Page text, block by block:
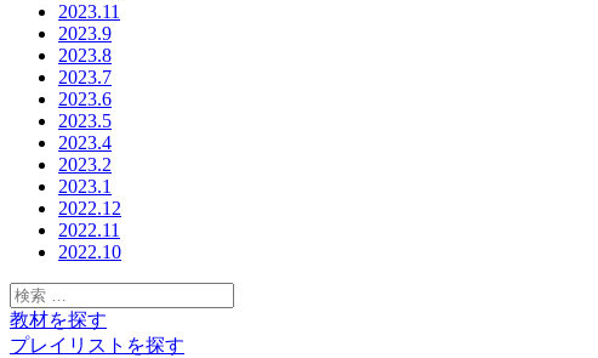
の
講
義
動
画
を
追
加
し
ま
し
た。
2023.11
2023.9
2023.8
2023.7
2023.6
2023.5
2023.4
2023.2
2023.1
2022.12
2022.11
2022.10
検
索:
教材を探す
プレイリストを探す